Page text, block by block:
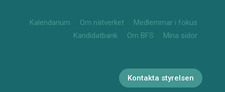
Kalendarium Om nätverket
Medlemmar i fokus
Kandidatbank
Om BFS Mina sidor
Kontakta styrelsen